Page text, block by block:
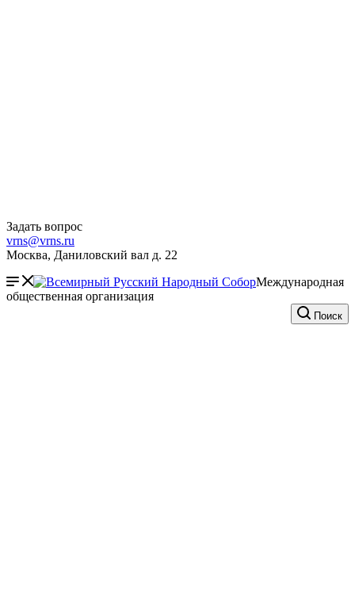
Задать вопрос
vrns@vrns.ru
Москва, Даниловский вал д. 22
Международная
общественная организация
Поиск